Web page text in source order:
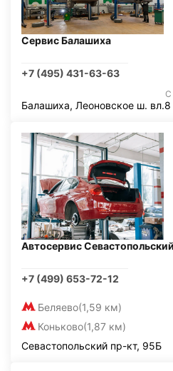
Сервис Балашиха
+7 (495) 431-63-63
С
Балашиха, Леоновское ш. вл.8
Автосервис Севастопольский
+7 (499) 653-72-12
Беляево(1,59 км)
Коньково(1,87 км)
Севастопольский пр-кт, 95Б